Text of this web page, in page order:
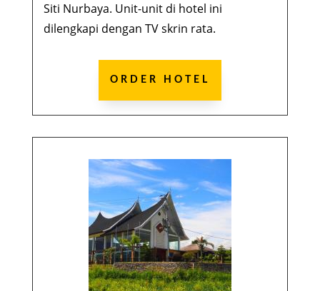
Siti Nurbaya. Unit-unit di hotel ini
dilengkapi dengan TV skrin rata.
ORDER HOTEL